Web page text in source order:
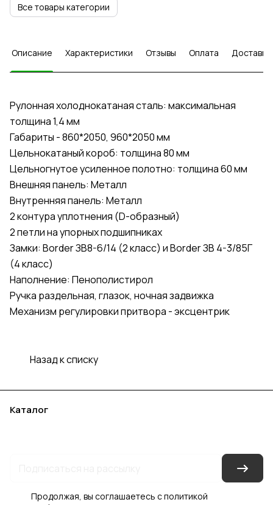
Все товары категории
Описание Характеристики Отзывы Оплата Доставка
Рулонная холоднокатаная сталь: максимальная
толщина 1,4 мм
Габариты - 860*2050, 960*2050 мм
Цельнокатаный короб: толщина 80 мм
Цельногнутое усиленное полотно: толщина 60 мм
Внешняя панель: Металл
Внутренняя панель: Металл
2 контура уплотнения (D-образный)
2 петли на упорных подшипниках
Замки: Border ЗВ8-6/14 (2 класс) и Border ЗВ 4-3/85Г
(4 класс)
Наполнение: Пенополистирол
Ручка раздельная, глазок, ночная задвижка
Механизм регулировки притвора - эксцентрик
Назад к списку
Каталог
Продолжая, вы соглашаетесь сполитикой